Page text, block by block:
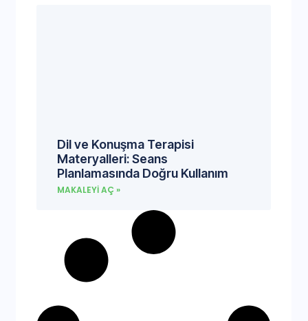
Dil ve Konuşma Terapisi
Materyalleri: Seans
Planlamasında Doğru Kullanım
MAKALEYI AÇ »